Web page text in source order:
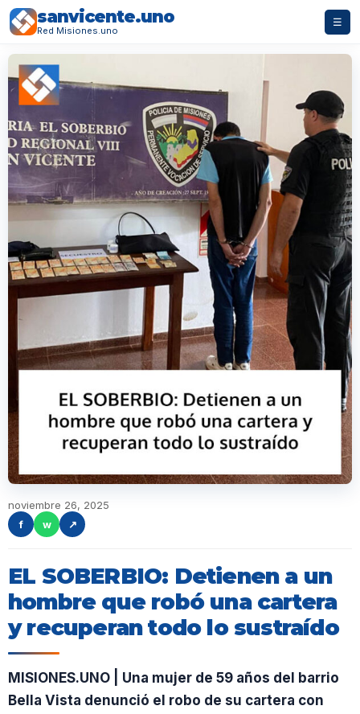
sanvicente.uno
Red Misiones.uno
☰
noviembre 26, 2025
f
w ↗
EL SOBERBIO: Detienen a un
hombre que robó una cartera
y recuperan todo lo sustraído
MISIONES.UNO | Una mujer de 59 años del barrio
Bella Vista denunció el robo de su cartera con